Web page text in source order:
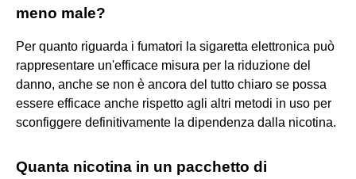
meno male?
Per quanto riguarda i fumatori la sigaretta elettronica può
rappresentare un'efficace misura per la riduzione del
danno, anche se non è ancora del tutto chiaro se possa
essere efficace anche rispetto agli altri metodi in uso per
sconfiggere definitivamente la dipendenza dalla nicotina.
Quanta nicotina in un pacchetto di